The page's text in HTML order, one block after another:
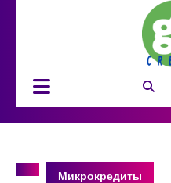
Открыть
Микрокредиты